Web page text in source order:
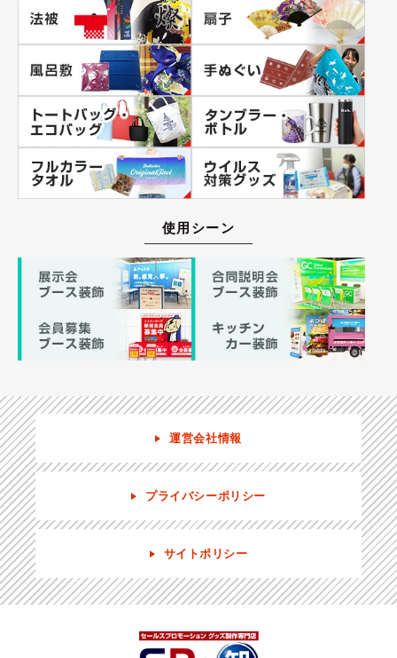
使用シーン
運営会社情報
プライバシーポリシー
サイトポリシー